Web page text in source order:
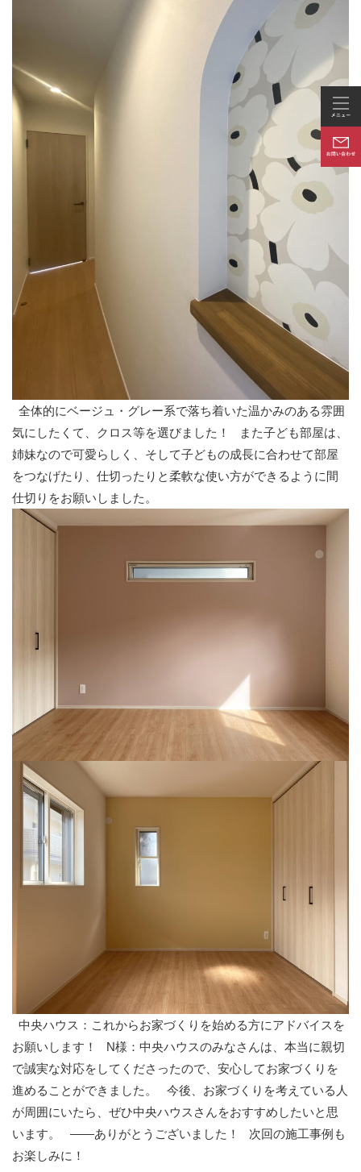
全体的にベージュ・グレー系で落ち着いた温かみのある雰囲
気にしたくて、クロス等を選びました！
また子ども部屋は、
姉妹なので可愛らしく、そして子どもの成長に合わせて部屋
をつなげたり、仕切ったりと柔軟な使い方ができるように間
仕切りをお願いしました。
中央ハウス：これからお家づくりを始める方にアドバイスを
お願いします！
N様：中央ハウスのみなさんは、本当に親切
で誠実な対応をしてくださったので、安心してお家づくりを
進めることができました。
今後、お家づくりを考えている人
が周囲にいたら、ぜひ中央ハウスさんをおすすめしたいと思
います。
――ありがとうございました！
次回の施工事例も
お楽しみに！